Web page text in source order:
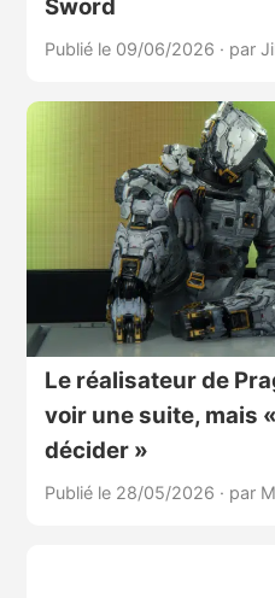
Sword
Publié le 09/06/2026 · par
Le réalisateur de
voir une suite, mais
décider »
Publié le 28/05/2026 · par